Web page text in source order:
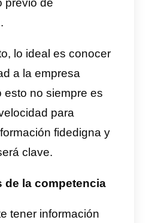
la negociación y el
tanto tu vendedor
empresa cliente están
página,saben qué
qué está ocurriendo
pasar.
de acuerdos